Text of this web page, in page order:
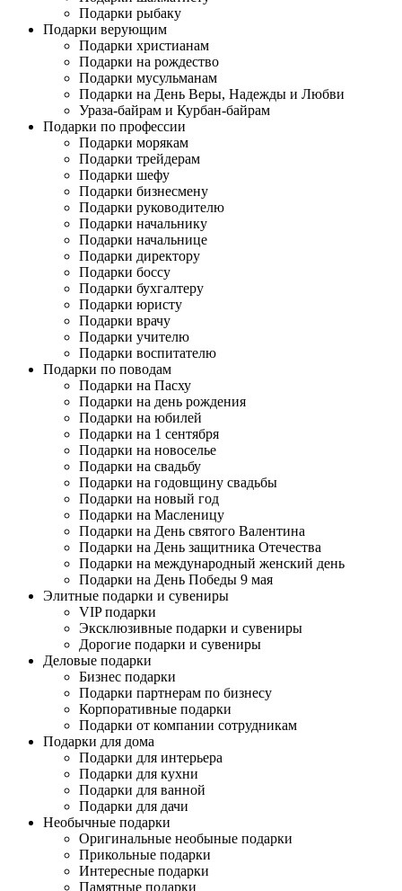
Подарки рыбаку
Подарки верующим
Подарки христианам
Подарки на рождество
Подарки мусульманам
Подарки на День Веры, Надежды и Любви
Ураза-байрам и Курбан-байрам
Подарки по профессии
Подарки морякам
Подарки трейдерам
Подарки шефу
Подарки бизнесмену
Подарки руководителю
Подарки начальнику
Подарки начальнице
Подарки директору
Подарки боссу
Подарки бухгалтеру
Подарки юристу
Подарки врачу
Подарки учителю
Подарки воспитателю
Подарки по поводам
Подарки на Пасху
Подарки на день рождения
Подарки на юбилей
Подарки на 1 сентября
Подарки на новоселье
Подарки на свадьбу
Подарки на годовщину свадьбы
Подарки на новый год
Подарки на Масленицу
Подарки на День святого Валентина
Подарки на День защитника Отечества
Подарки на международный женский день
Подарки на День Победы 9 мая
Элитные подарки и сувениры
VIP подарки
Эксклюзивные подарки и сувениры
Дорогие подарки и сувениры
Деловые подарки
Бизнес подарки
Подарки партнерам по бизнесу
Корпоративные подарки
Подарки от компании сотрудникам
Подарки для дома
Подарки для интерьера
Подарки для кухни
Подарки для ванной
Подарки для дачи
Необычные подарки
Оригинальные необыные подарки
Прикольные подарки
Интересные подарки
Памятные подарки